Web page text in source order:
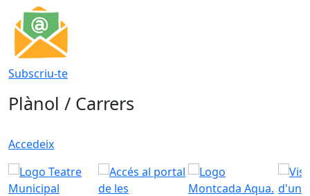
Subscriu-te
Plànol / Carrers
Accedeix